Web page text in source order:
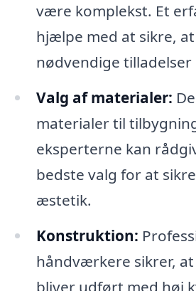
være komplekst. Et
hjælpe med at sikre,
nødvendige tilladelser
Valg af materialer:
materialer til
eksperterne kan
bedste valg for at
æstetik.
Konstruktion:
håndværkere sikrer,
bliver udført med høj